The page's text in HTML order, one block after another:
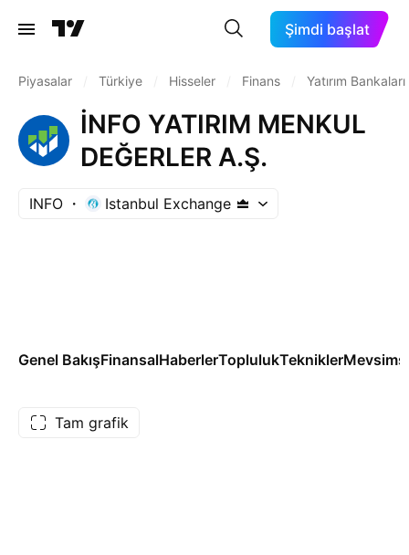
Şimdi başlat
Piyasalar Türkiye Hisseler Finans Yatırım
İNFO YATIRIM MENKUL
DEĞERLER A.Ş.
INFO Istanbul Exchange
Genel BakışFinansalHaberlerToplulukTeknikler
Tam grafik